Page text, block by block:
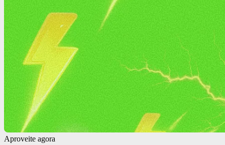
Aproveite agora